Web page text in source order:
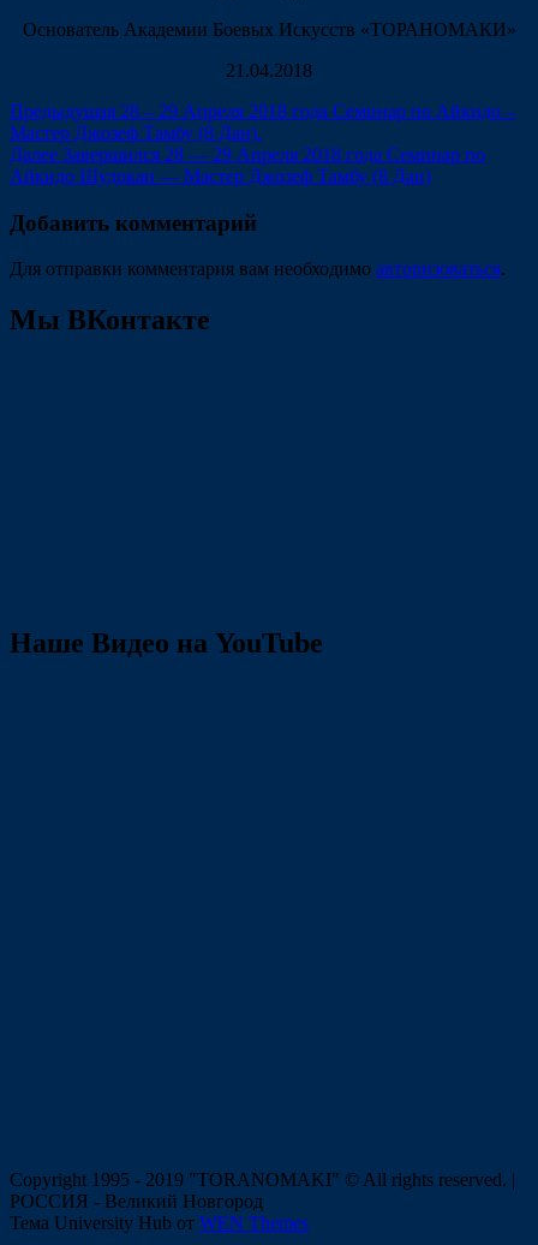
Основатель Академии Боевых Искусств «ТОРАНОМАКИ»
21.04.2018
Навигация
по
записям
Предыдущая Предыдущая
запись:
28 – 29 Апреля 2018 года Семинар по Айкидо –
Мастер Джозеф Тамбу (8 Дан).
Далее Следующая
запись:
Завершился 28 — 29 Апреля 2018 года Семинар по
Айкидо Шудокан — Мастер Джозеф Тамбу (8 Дан)
Добавить комментарий
Для отправки комментария вам необходимо авторизоваться.
Мы ВКонтакте
Наше Видео на YouTube
Copyright 1995 - 2019 "TORANOMAKI" © All rights reserved. |
РОССИЯ - Великий Новгород
Тема University Hub от WEN Themes